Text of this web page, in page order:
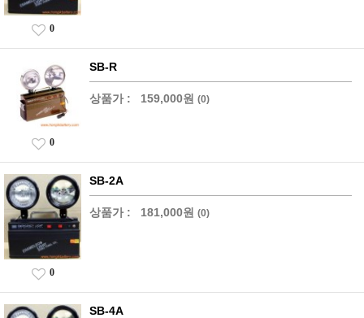
0
SB-R
상품가 : 159,000원 (0)
0
SB-2A
상품가 : 181,000원 (0)
0
SB-4A